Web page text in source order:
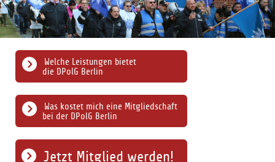
Was kostet mich eine Mitgliedschaft
bei der DPolG Berlin
Welche Leistungen bietet
die DPolG Berlin
Jetzt Mitglied werden!